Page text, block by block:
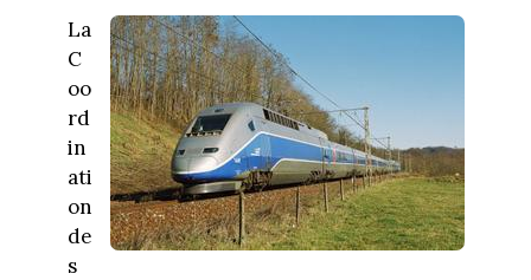
La
C
oo
rd
in
ati
on
de
s